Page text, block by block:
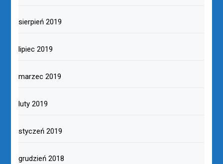
sierpień 2019
lipiec 2019
marzec 2019
luty 2019
styczeń 2019
grudzień 2018